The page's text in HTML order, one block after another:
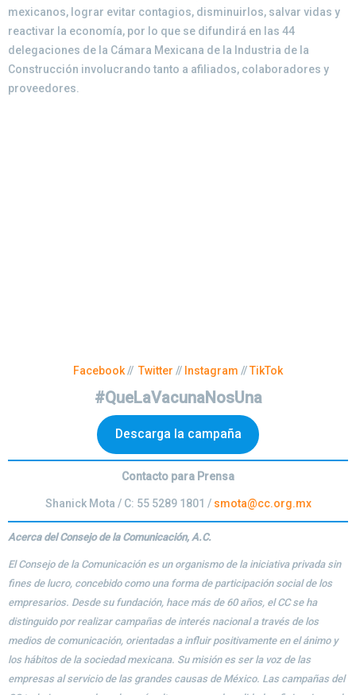
mexicanos, lograr evitar contagios, disminuirlos, salvar vidas y
reactivar la economía, por lo que se difundirá en las 44
delegaciones de la Cámara Mexicana de la Industria de la
Construcción involucrando tanto a afiliados, colaboradores y
proveedores.
Facebook// Twitter // Instagram //TikTok
#QueLaVacunaNosUna
Descarga la campaña
Contacto para Prensa
Shanick Mota / C: 55 5289 1801 / smota@cc.org.mx
Acerca del Consejo de la Comunicación, A.C.
El Consejo de la Comunicación es un organismo de la iniciativa privada sin
fines de lucro, concebido como una forma de participación social de los
empresarios. Desde su fundación, hace más de 60 años, el CC se ha
distinguido por realizar campañas de interés nacional a través de los
medios de comunicación, orientadas a influir positivamente en el ánimo y
los hábitos de la sociedad mexicana. Su misión es ser la voz de las
empresas al servicio de las grandes causas de México. Las campañas del